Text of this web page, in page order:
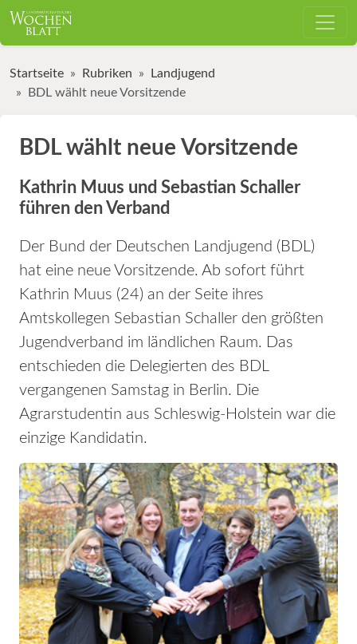
Startseite Rubriken
Landjugend
BDL wählt neue Vorsitzende
BDL wählt neue Vorsitzende
Kathrin Muus und Sebastian Schaller
führen den Verband
Der Bund der Deutschen Landjugend (BDL)
hat eine neue Vorsitzende. Ab sofort führt
Kathrin Muus (24) an der Seite ihres
Amtskollegen Sebastian Schaller den größten
Jugendverband im ländlichen Raum. Das
entschieden die Delegierten des BDL
vergangenen Samstag in Berlin. Die
Agrarstudentin aus Schleswig-Holstein war die
einzige Kandidatin.